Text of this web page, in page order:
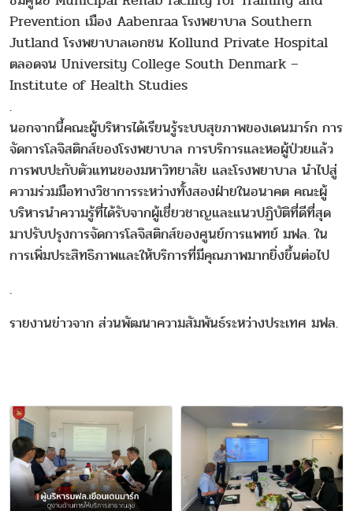
Prevention เมือง Aabenraa โรงพยาบาล Southern
Jutland โรงพยาบาลเอกชน Kollund Private Hospital
ตลอดจน University College South Denmark –
Institute of Health Studies
.
นอกจากนี้คณะผู้บริหารได้เรียนรู้ระบบสุขภาพของเดนมาร์ก การ
จัดการโลจิสติกส์ของโรงพยาบาล การบริการและหอผู้ป่วยแล้ว
การพบปะกับตัวแทนของมหาวิทยาลัย และโรงพยาบาล นำไปสู่
ความร่วมมือทางวิชาการระหว่างทั้งสองฝ่ายในอนาคต คณะผู้
บริหารนำความรู้ที่ได้รับจากผู้เชี่ยวชาญและแนวปฏิบัติที่ดีที่สุด
มาปรับปรุงการจัดการโลจิสติกส์ของศูนย์การแพทย์ มฟล. ใน
การเพิ่มประสิทธิภาพและให้บริการที่มีคุณภาพมากยิ่งขึ้นต่อไป
.
รายงานข่าวจาก ส่วนพัฒนาความสัมพันธ์ระหว่างประเทศ มฟล.